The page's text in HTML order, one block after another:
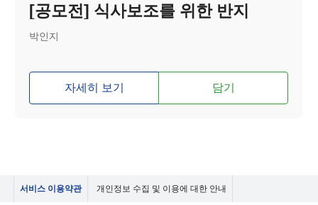
[공모전] 식사보조를 위한 반지
박인지
자세히 보기 담기
서비스 이용약관 개인정보 수집 및 이용에 대한 안내